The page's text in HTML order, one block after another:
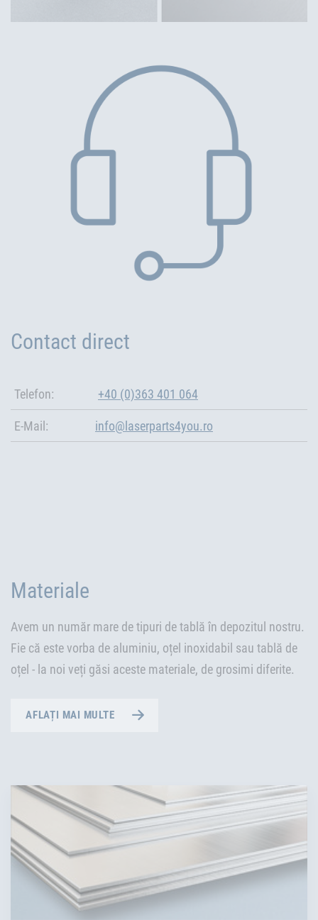
Contact direct
Telefon: +40 (0)363 401 064
E-Mail: info@laserparts4you.ro
Materiale
Avem un număr mare de tipuri de tablă în depozitul nostru.
Fie că este vorba de aluminiu, oțel inoxidabil sau tablă de
oțel - la noi veți găsi aceste materiale, de grosimi diferite.
AFLAȚI MAI MULTE